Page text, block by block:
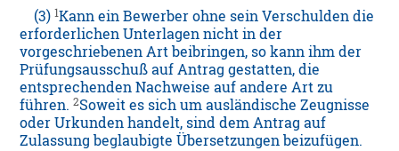
(3)1Kann ein Bewerber ohne sein Verschulden die
erforderlichen Unterlagen nicht in der
vorgeschriebenen Art beibringen, so kann ihm der
Prüfungsausschuß auf Antrag gestatten, die
entsprechenden Nachweise auf andere Art zu
führen.2Soweit es sich um ausländische Zeugnisse
oder Urkunden handelt, sind dem Antrag auf
Zulassung beglaubigte Übersetzungen beizufügen.